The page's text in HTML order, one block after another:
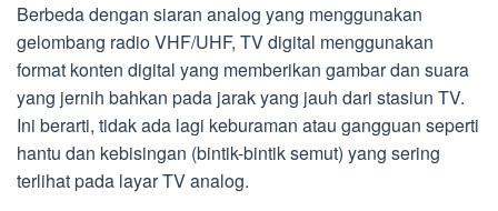
Berbeda dengan siaran analog yang menggunakan
gelombang radio VHF/UHF, TV digital menggunakan
format konten digital yang memberikan gambar dan suara
yang jernih bahkan pada jarak yang jauh dari stasiun TV.
Ini berarti, tidak ada lagi keburaman atau gangguan seperti
hantu dan kebisingan (bintik-bintik semut) yang sering
terlihat pada layar TV analog.